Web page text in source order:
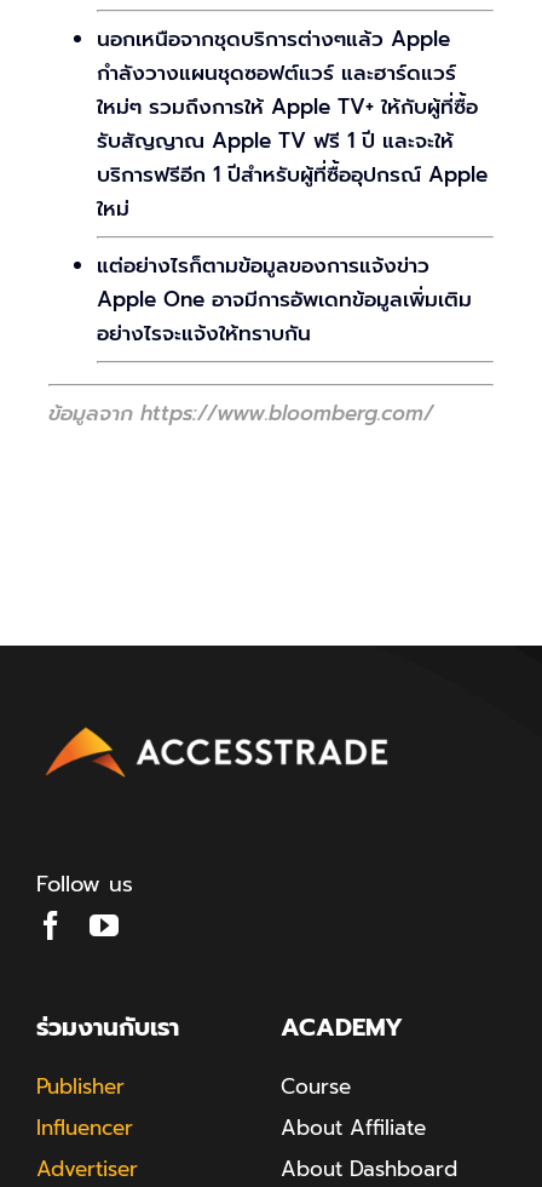
นอกเหนือจากชุดบริการต่างๆแล้ว Apple
กำลังวางแผนชุดซอฟต์แวร์ และฮาร์ดแวร์
ใหม่ๆ รวมถึงการให้ Apple TV+ ให้กับผู้ที่ซื้อ
รับสัญญาณ Apple TV ฟรี 1 ปี และจะให้
บริการฟรีอีก 1 ปีสำหรับผู้ที่ซื้ออุปกรณ์ Apple
ใหม่
แต่อย่างไรก็ตามข้อมูลของการแจ้งข่าว
Apple One อาจมีการอัพเดทข้อมูลเพิ่มเติม
อย่างไรจะแจ้งให้ทราบกัน
ข้อมูลจาก https://www.bloomberg.com/
Follow us
ร่วมงานกับเรา
Publisher
Influencer
Advertiser
ACADEMY
Course
About Affiliate
About Dashboard